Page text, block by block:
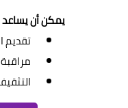
يمكن أن يساعد
تقديم